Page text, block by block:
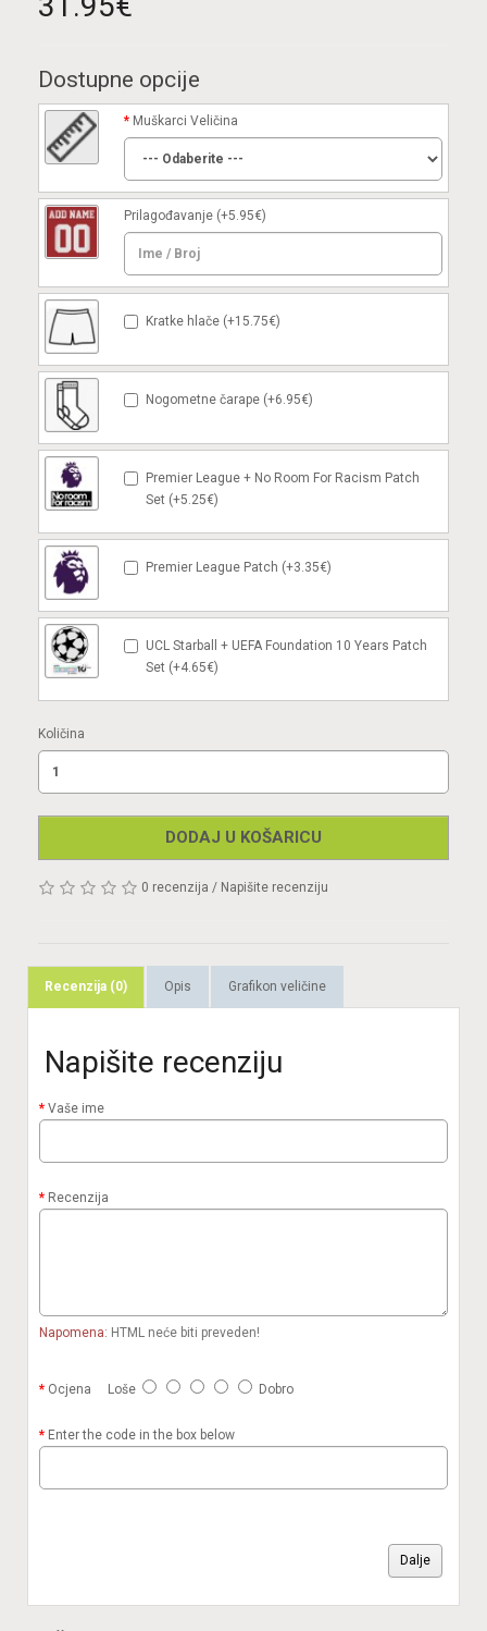
Dostupne opcije
Muškarci Veličina
Prilagođavanje (+5.95€)
Kratke hlače (+15.75€)
Nogometne čarape (+6.95€)
Premier League + No Room For Racism Patch
Set (+5.25€)
Premier League Patch (+3.35€)
UCL Starball + UEFA Foundation 10 Years Patch
Set (+4.65€)
Količina
DODAJ U KOŠARICU
0 recenzija / Napišite recenziju
Recenzija (0) Opis Grafikon veličine
Napišite recenziju
Vaše ime
Recenzija
Napomena: HTML neće biti preveden!
Ocjena Loše Dobro
Enter the code in the box below
Dalje